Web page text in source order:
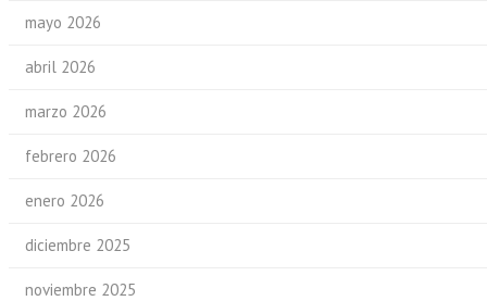
mayo 2026
abril 2026
marzo 2026
febrero 2026
enero 2026
diciembre 2025
noviembre 2025